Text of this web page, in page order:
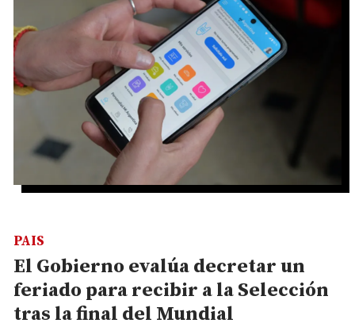
El Gobierno evalúa decretar un
feriado para recibir a la Selección
tras la final del Mundial
PAIS